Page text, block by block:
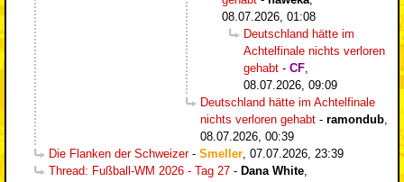
08.07.2026, 01:08
Deutschland hätte im
Achtelfinale nichts verloren
gehabt - CF
08.07.2026, 09:09
Deutschland hätte im Achtelfinale
nichts verloren gehabt - ramondub
08.07.2026, 00:39
Die Flanken der Schweizer- Smeller 07.07.2026, 23:39
Thread: Fußball-WM 2026 - Tag 27 - Dana White